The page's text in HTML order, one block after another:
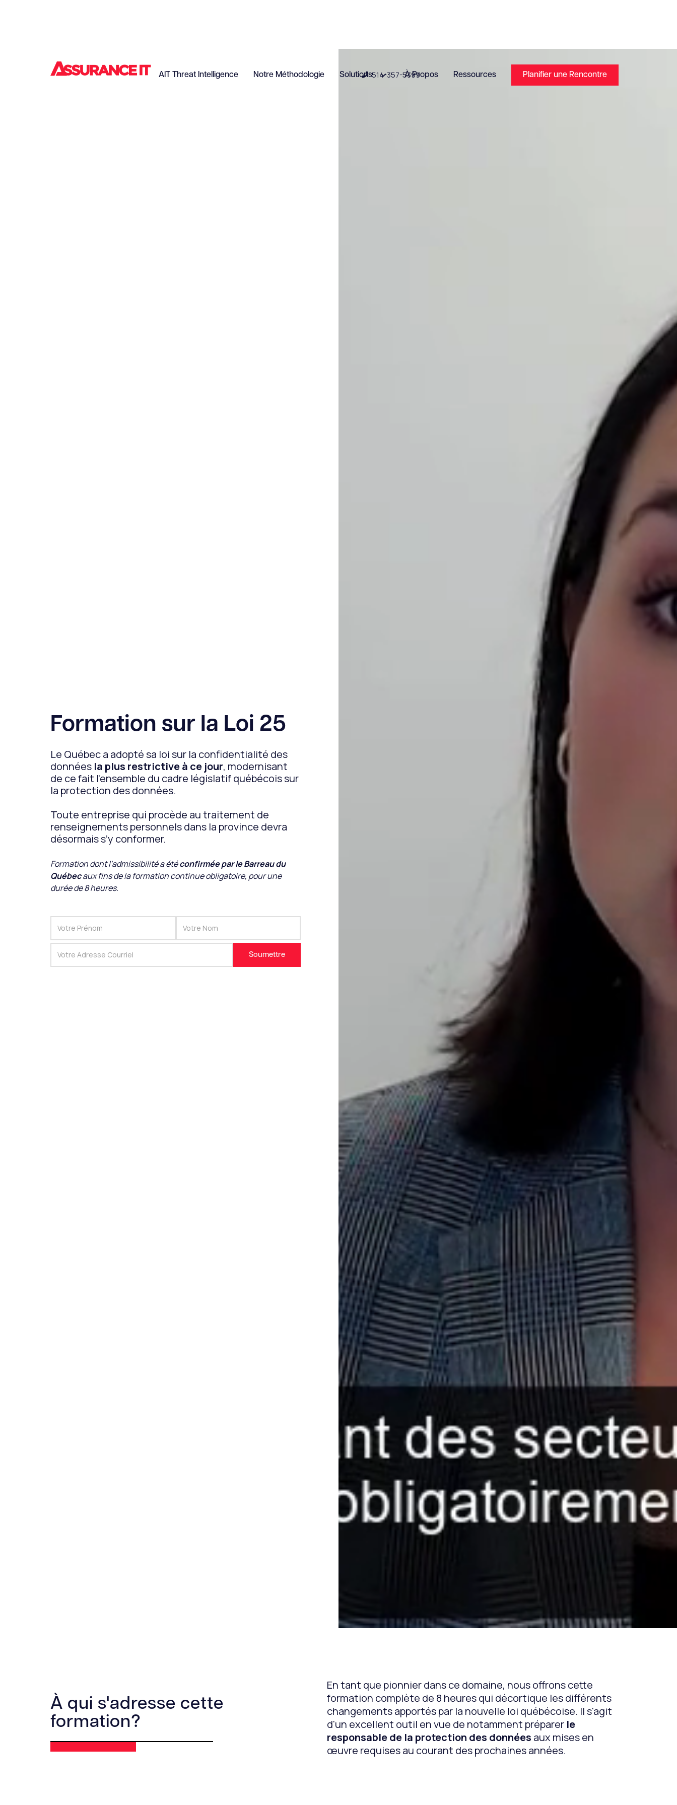
AIT Threat Intelligence Notre Méthodologie Solutions À Propos Ressources Planifier une Rencontre
 514-357-5399
Formation sur la Loi 25
Le Québec a adopté sa loi sur la confidentialité des
données la plus restrictive à ce jour, modernisant
de ce fait l'ensemble du cadre législatif québécois sur
la protection des données.
Toute entreprise qui procède au traitement de
renseignements personnels dans la province devra
désormais s’y conformer.
Formation dont l'admissibilité a étéconfirmée par le Barreau du
Québecaux fins de la formation continue obligatoire, pour une
durée de 8 heures.
À qui s'adresse cette
formation?
En tant que pionnier dans ce domaine, nous offrons cette
formation complète de 8 heures qui décortique les différents
changements apportés par la nouvelle loi québécoise. Il s'agit
d'un excellent outil en vue de notamment préparer le
responsable de la protection des données aux mises en
œuvre requises au courant des prochaines années.